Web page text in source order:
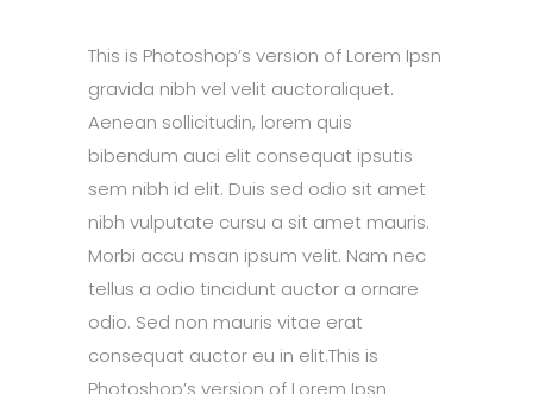
This is Photoshop’s version of Lorem Ipsn
gravida nibh vel velit auctoraliquet.
Aenean sollicitudin, lorem quis
bibendum auci elit consequat ipsutis
sem nibh id elit. Duis sed odio sit amet
nibh vulputate cursu a sit amet mauris.
Morbi accu msan ipsum velit. Nam nec
tellus a odio tincidunt auctor a ornare
odio. Sed non mauris vitae erat
consequat auctor eu in elit.This is
Photoshop’s version of Lorem Ipsn